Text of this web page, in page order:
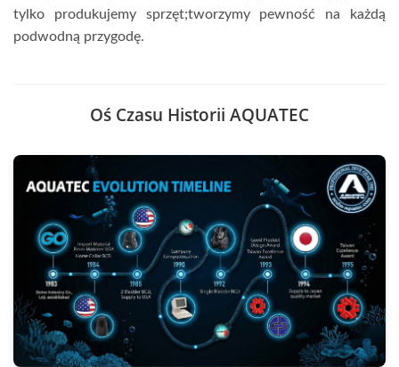
tylko produkujemy sprzęt;tworzymy pewność na każdą
podwodną przygodę.
Oś Czasu Historii AQUATEC